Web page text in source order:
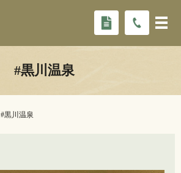
#黒川温泉
#黒川温泉